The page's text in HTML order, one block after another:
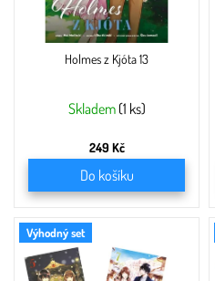
Holmes z Kjóta 13
Skladem (1 ks)
249 Kč
Do košíku
Výhodný set